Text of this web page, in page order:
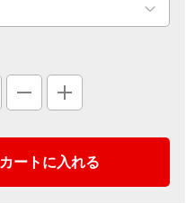
カートに入れる